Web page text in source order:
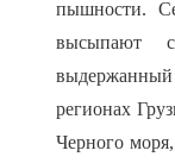
пышности.
высыпают
регионах
Черного